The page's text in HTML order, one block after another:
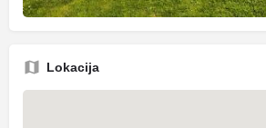
Lokacija